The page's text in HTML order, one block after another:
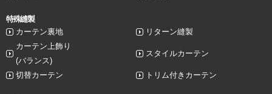
特殊縫製
カーテン裏地
リターン縫製
カーテン上飾り
(バランス)
スタイルカーテン
切替カーテン トリム付きカーテン